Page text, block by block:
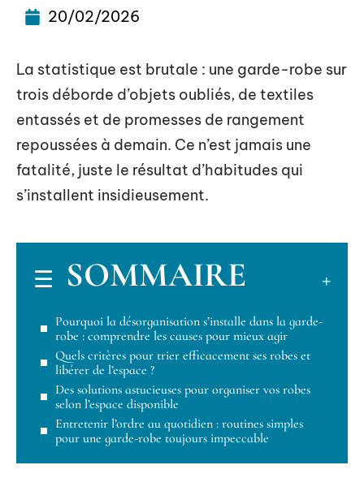
20/02/2026
La statistique est brutale : une garde-robe sur
trois déborde d’objets oubliés, de textiles
entassés et de promesses de rangement
repoussées à demain. Ce n’est jamais une
fatalité, juste le résultat d’habitudes qui
s’installent insidieusement.
SOMMAIRE
Pourquoi la désorganisation s’installe dans la garde-
robe : comprendre les causes pour mieux agir
Quels critères pour trier efficacement ses robes et
libérer de l’espace ?
Des solutions astucieuses pour organiser vos robes
selon l’espace disponible
Entretenir l’ordre au quotidien : routines simples
pour une garde-robe toujours impeccable